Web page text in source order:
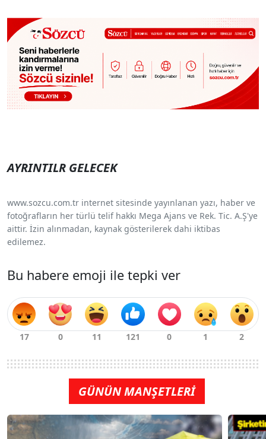
AYRINTILR GELECEK
www.sozcu.com.tr internet sitesinde yayınlanan yazı, haber ve
fotoğrafların her türlü telif hakkı Mega Ajans ve Rek. Tic. A.Ş'ye
aittir. İzin alınmadan, kaynak gösterilerek dahi iktibas
edilemez.
Bu habere emoji ile tepki ver
GÜNÜN MANŞETLERİ